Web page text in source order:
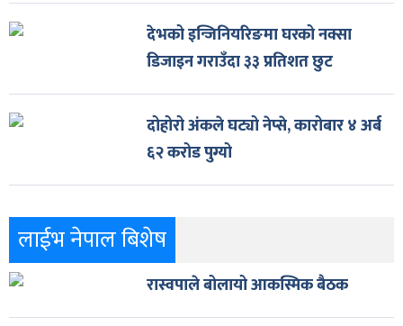
देभको इन्जिनियरिङमा घरको नक्सा
डिजाइन गराउँदा ३३ प्रतिशत छुट
दोहोरो अंकले घट्यो नेप्से, कारोबार ४ अर्ब
६२ करोड पुग्यो
लाईभ नेपाल बिशेष
रास्वपाले बोलायो आकस्मिक बैठक